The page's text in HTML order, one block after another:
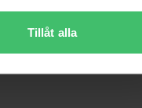
Tillåt alla